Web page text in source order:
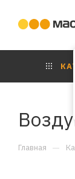
Главная —